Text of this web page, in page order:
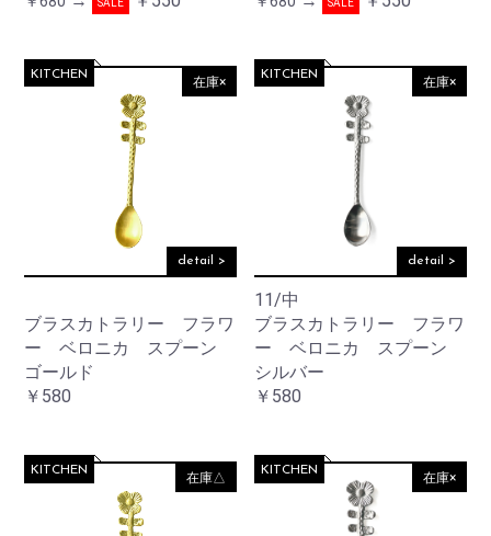
在庫×
detail >
ブラスカトラリー フラワ
ー ベロニカ スプーン
ゴールド
KITCHEN
￥580
在庫×
detail >
11/中
ブラスカトラリー フラワ
ー ベロニカ スプーン
シルバー
KITCHEN
￥580
在庫△
KITCHEN 在庫×
KITCHEN